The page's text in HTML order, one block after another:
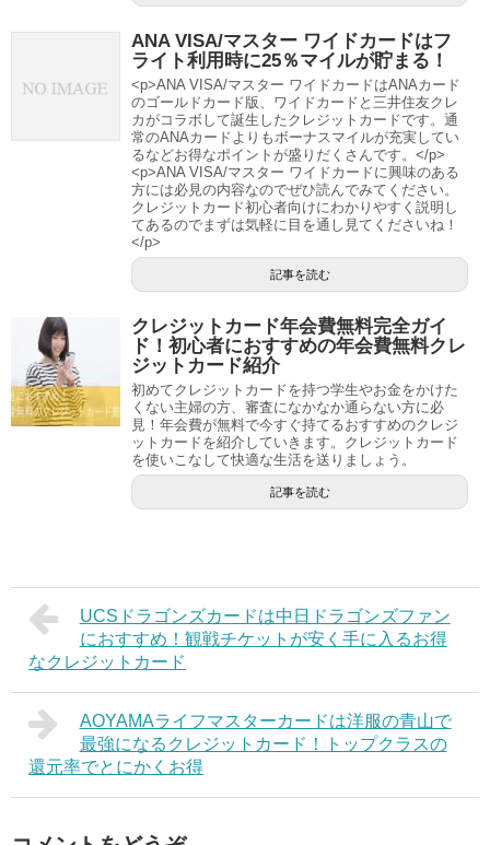
ANA VISA/マスター ワイドカードはフ
ライト利用時に25％マイルが貯まる！
<p>ANA VISA/マスター ワイドカードはANAカード
のゴールドカード版、ワイドカードと三井住友クレ
カがコラボして誕生したクレジットカードです。通
常のANAカードよりもボーナスマイルが充実してい
るなどお得なポイントが盛りだくさんです。</p>
<p>ANA VISA/マスター ワイドカードに興味のある
方には必見の内容なのでぜひ読んでみてください。
クレジットカード初心者向けにわかりやすく説明し
てあるのでまずは気軽に目を通し見てくださいね！
</p>
記事を読む
クレジットカード年会費無料完全ガイ
ド！初心者におすすめの年会費無料クレ
ジットカード紹介
初めてクレジットカードを持つ学生やお金をかけた
くない主婦の方、審査になかなか通らない方に必
見！年会費が無料で今すぐ持てるおすすめのクレジ
ットカードを紹介していきます。クレジットカード
を使いこなして快適な生活を送りましょう。
記事を読む
UCSドラゴンズカードは中日ドラゴンズファン
におすすめ！観戦チケットが安く手に入るお得
なクレジットカード
AOYAMAライフマスターカードは洋服の青山で
最強になるクレジットカード！トップクラスの
還元率でとにかくお得